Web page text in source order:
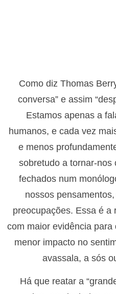
Como diz Thomas
conversa” e assim
Estamos apenas a
humanos, e cada vez
e menos
sobretudo a tornar-nos
fechados num
nossos
preocupações. Essa é a
com maior evidência
menor impacto no
avassala, a sós
Há que reatar a